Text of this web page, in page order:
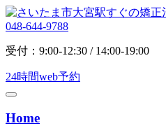
048-644-9788
受付：9:00-12:30 / 14:00-19:00
24時間web予約
Home